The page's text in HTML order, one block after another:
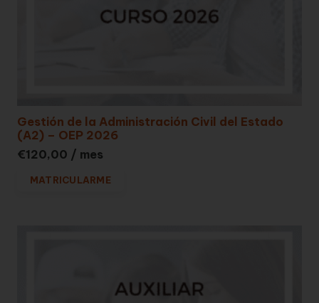
Gestión de la Administración Civil del Estado
(A2) – OEP 2026
€120,00 / mes
MATRICULARME